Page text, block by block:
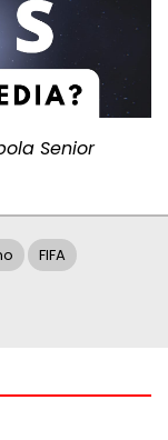
Senior
FIFA